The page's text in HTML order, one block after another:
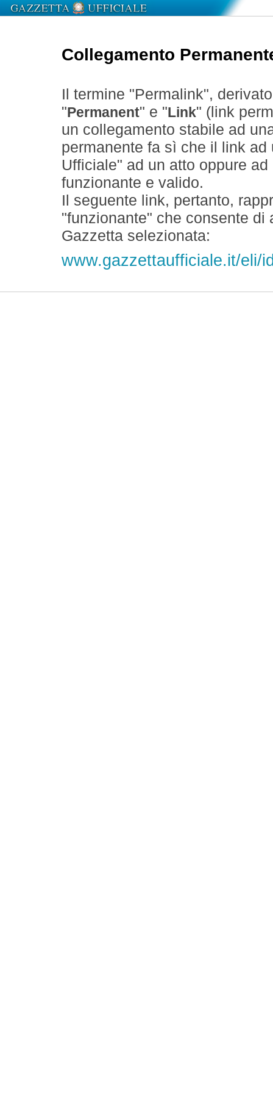
Collegamento
Il termine "Permalink",
" Permanent" e " Link" (link
un collegamento stabile ad
permanente fa sì che il link
Ufficiale" ad un atto oppure
funzionante e valido.
Il seguente link, pertanto,
"funzionante" che consente
Gazzetta selezionata:
www.gazzettaufficiale.it/eli/